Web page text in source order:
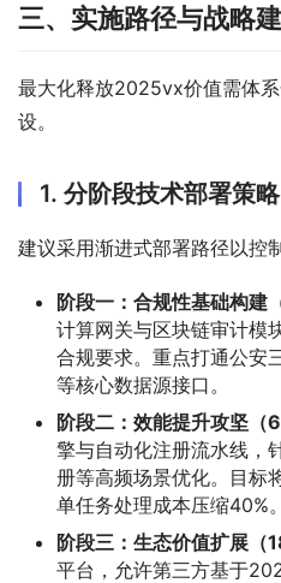
三、实施路径与战略
最大化释放2025vx价值需体
设。
1. 分阶段技术部署策略
建议采用渐进式部署路径以控
阶段一：合规性基础构建
计算网关与区块链审计模
合规要求。重点打通公安
等核心数据源接口。
阶段二：效能提升攻坚（
擎与自动化注册流水线，
册等高频场景优化。目标
单任务处理成本压缩40%。
阶段三：生态价值扩展（
平台，允许第三方基于